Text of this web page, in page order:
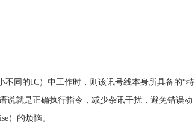
不同的IC）中工作时，则该讯号线本身所具备的“特
说就是正确执行指令，减少杂讯干扰，避免错误动
）的烦恼。